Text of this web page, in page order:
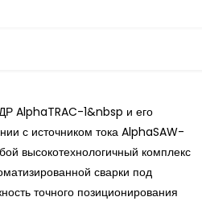
AlphaTRAC-1&nbsp и его
с источником тока AlphaSAW-
высокотехнологичный комплекс
сварки под
точного позиционирования